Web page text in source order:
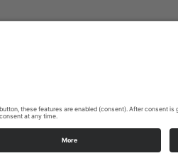
Cookie-Einstellungen